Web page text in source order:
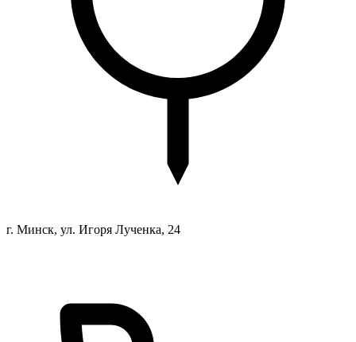
г. Минск, ул. Игоря Лученка, 24